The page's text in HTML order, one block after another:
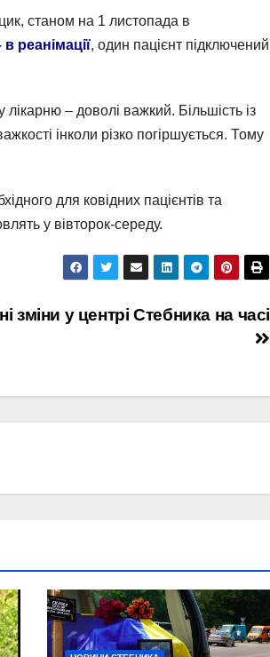
станом на 1 листопада в
реанімації, один пацієнт підключений
– доволі важкий. Більшість із
інколи різко погіршується. Тому
для ковідних пацієнтів та
у вівторок-середу.
зміни у центрі Стебника на часі